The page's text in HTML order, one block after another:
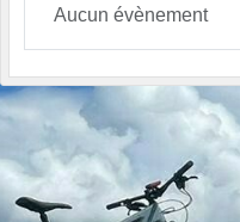
Aucun évènement